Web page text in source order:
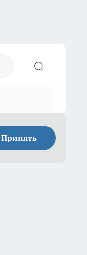
Принять